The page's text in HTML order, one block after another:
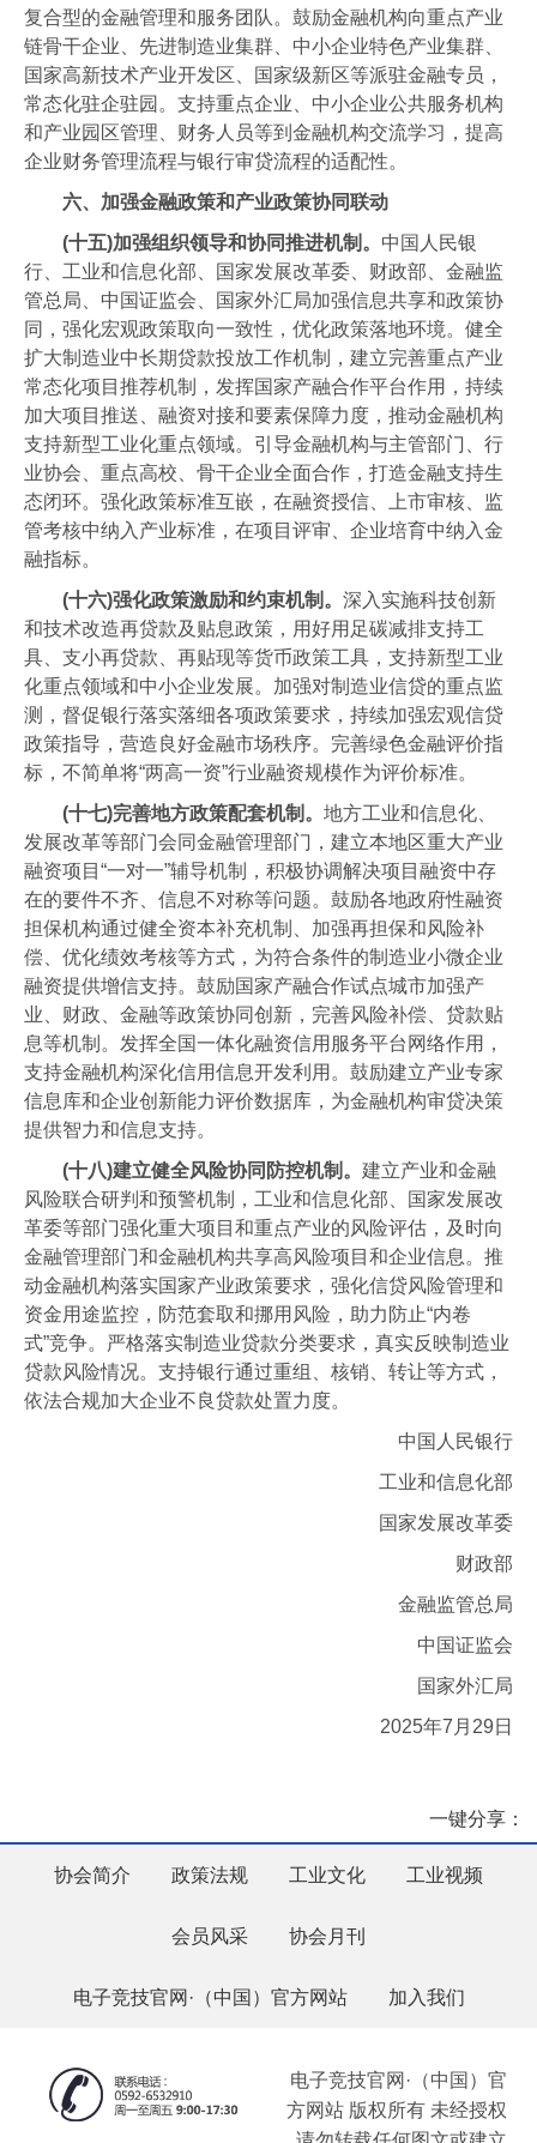
复合型的金融管理和服务团队。鼓励金融机构向重点产业
链骨干企业、先进制造业集群、中小企业特色产业集群、
国家高新技术产业开发区、国家级新区等派驻金融专员，
常态化驻企驻园。支持重点企业、中小企业公共服务机构
和产业园区管理、财务人员等到金融机构交流学习，提高
企业财务管理流程与银行审贷流程的适配性。
六、加强金融政策和产业政策协同联动
(十五)加强组织领导和协同推进机制。 中国人民银
行、工业和信息化部、国家发展改革委、财政部、金融监
管总局、中国证监会、国家外汇局加强信息共享和政策协
同，强化宏观政策取向一致性，优化政策落地环境。健全
扩大制造业中长期贷款投放工作机制，建立完善重点产业
常态化项目推荐机制，发挥国家产融合作平台作用，持续
加大项目推送、融资对接和要素保障力度，推动金融机构
支持新型工业化重点领域。引导金融机构与主管部门、行
业协会、重点高校、骨干企业全面合作，打造金融支持生
态闭环。强化政策标准互嵌，在融资授信、上市审核、监
管考核中纳入产业标准，在项目评审、企业培育中纳入金
融指标。
(十六)强化政策激励和约束机制。 深入实施科技创新
和技术改造再贷款及贴息政策，用好用足碳减排支持工
具、支小再贷款、再贴现等货币政策工具，支持新型工业
化重点领域和中小企业发展。加强对制造业信贷的重点监
测，督促银行落实落细各项政策要求，持续加强宏观信贷
政策指导，营造良好金融市场秩序。完善绿色金融评价指
标，不简单将“两高一资”行业融资规模作为评价标准。
(十七)完善地方政策配套机制。 地方工业和信息化、
发展改革等部门会同金融管理部门，建立本地区重大产业
融资项目“一对一”辅导机制，积极协调解决项目融资中存
在的要件不齐、信息不对称等问题。鼓励各地政府性融资
担保机构通过健全资本补充机制、加强再担保和风险补
偿、优化绩效考核等方式，为符合条件的制造业小微企业
融资提供增信支持。鼓励国家产融合作试点城市加强产
业、财政、金融等政策协同创新，完善风险补偿、贷款贴
息等机制。发挥全国一体化融资信用服务平台网络作用，
支持金融机构深化信用信息开发利用。鼓励建立产业专家
信息库和企业创新能力评价数据库，为金融机构审贷决策
提供智力和信息支持。
(十八)建立健全风险协同防控机制。 建立产业和金融
风险联合研判和预警机制，工业和信息化部、国家发展改
革委等部门强化重大项目和重点产业的风险评估，及时向
金融管理部门和金融机构共享高风险项目和企业信息。推
动金融机构落实国家产业政策要求，强化信贷风险管理和
资金用途监控，防范套取和挪用风险，助力防止“内卷
式”竞争。严格落实制造业贷款分类要求，真实反映制造业
贷款风险情况。支持银行通过重组、核销、转让等方式，
依法合规加大企业不良贷款处置力度。
中国人民银行
工业和信息化部
国家发展改革委
财政部
金融监管总局
中国证监会
国家外汇局
2025年7月29日
一键分享：
协会简介 政策法规 工业文化 工业视频
会员风采 协会月刊
电子竞技官网·（中国）官方网站 加入我们
电子竞技官网·（中国）官
方网站 版权所有 未经授权